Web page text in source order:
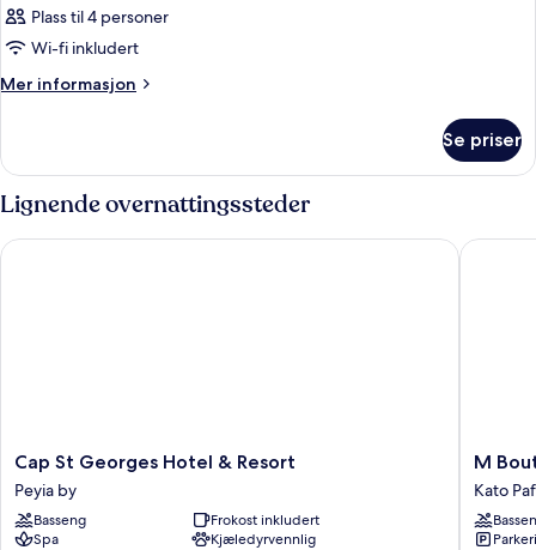
Plass til 4 personer
Wi-fi inkludert
Mer informasjon
Mer
Se priser
Lignende overnattingssteder
Cap
St
Georges
Hotel
&
Cap St Georges Hotel & Resort
Peyia by
Basseng
Frokost inkludert
Spa
Kjæledyrvennlig
Cap St Georges Hotel & Resort
M
Hotel
-
M
Kato
M